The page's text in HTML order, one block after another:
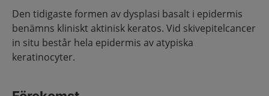
Den tidigaste formen av dysplasi basalt i epidermis
benämns kliniskt aktinisk keratos. Vid skivepitelcancer
in situ består hela epidermis av atypiska
keratinocyter.